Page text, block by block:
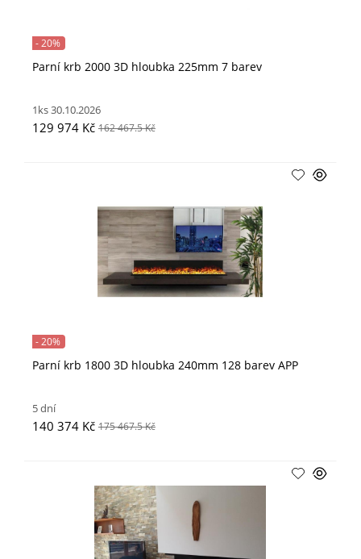
Parní krb 2000 3D hloubka 225mm 7 barev
- 20%
1ks 30.10.2026
129 974 Kč 162 467.5 Kč
Parní krb 1800 3D hloubka 240mm 128 barev APP
- 20%
5 dní
140 374 Kč 175 467.5 Kč